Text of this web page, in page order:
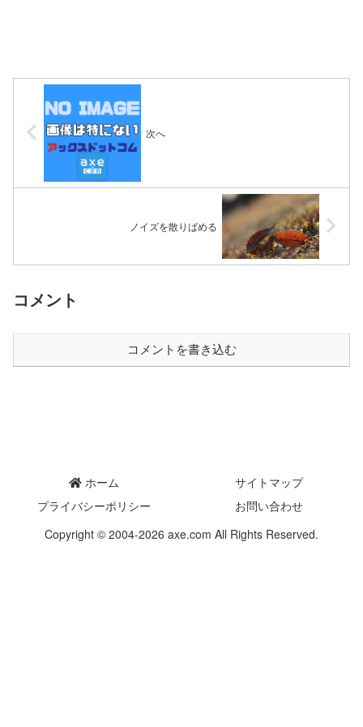
次へ
ノイズを散りばめる
コメント
コメントを書き込む
ホーム
サイトマップ
プライバシーポリシー
お問い合わせ
Copyright © 2004-2026 axe.com All Rights Reserved.